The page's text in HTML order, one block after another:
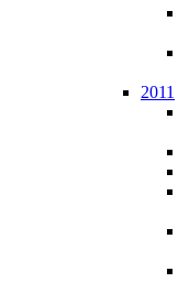
2011